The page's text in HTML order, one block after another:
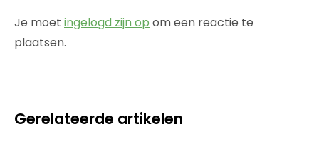
Je moet ingelogd zijn op om een reactie te
plaatsen.
Gerelateerde artikelen